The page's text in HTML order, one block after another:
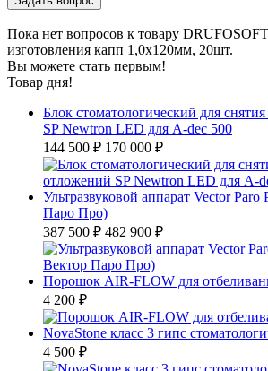
Пока нет вопросов к товару
изготовления капп 1,0х120мм, 20шт.
Вы можете стать первым!
Товар дня!
Блок стоматологический для
SP Newtron LED для A-dec 500
144 500 ₽ 170 000 ₽
Ультразвуковой аппарат Vector Paro
Паро Про)
387 500 ₽ 482 900 ₽
Порошок AIR-FLOW для
4 200 ₽
NovaStone класс 3 гипс
4 500 ₽